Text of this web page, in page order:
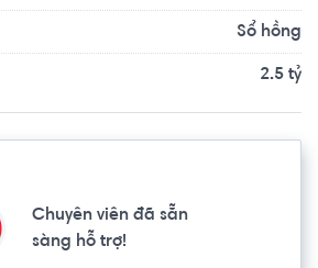
Sổ hồng
2.5 tỷ
Chuyên viên đã sẵn
sàng hỗ trợ!